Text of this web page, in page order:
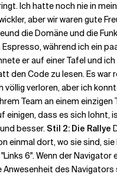
Ich hatte noch nie in
aber wir waren gute
die Domäne und die
während ich ein
er auf einer Tafel und
den Code zu lesen. Es
völlig verloren, aber ich
Team an einem
dass es sich lohnt,
besser.Stil 2: Die Rallye
einmal dort, wo sie sind,
"Links 6". Wenn der
des